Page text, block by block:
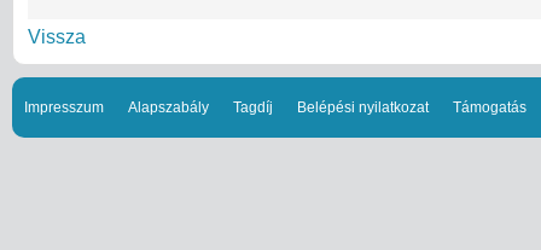
Vissza
Impresszum Alapszabály Tagdíj Belépési nyilatkozat Támogatás